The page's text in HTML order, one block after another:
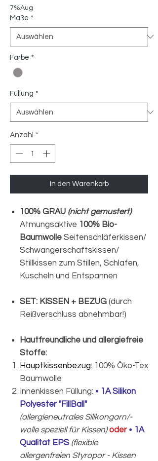
7%Aug
Maße *
Farbe *
Füllung *
Anzahl *
In den Warenkorb
100% GRAU (nicht gemustert)
Atmungsaktive 100% Bio-
Baumwolle Seitenschläferkissen/
Schwangerschaftskissen/
Stillkissen zum Stillen, Schlafen,
Kuscheln und Entspannen
SET: KISSEN + BEZUG (durch
Reißverschluss abnehmbar!)
Hautfreundliche und allergiefreie
Stoffe:
Hauptkissenbezug: 100% Öko-Tex
Baumwolle
Innenkissen Füllung: • 1A Silikon
Polyester "FillBall"
(allergieneutrales Silikongarn/-
wolle speziell für Kissen) oder • 1A
Qualitat EPS (flexible
allergenfreien Styropor - Kissen